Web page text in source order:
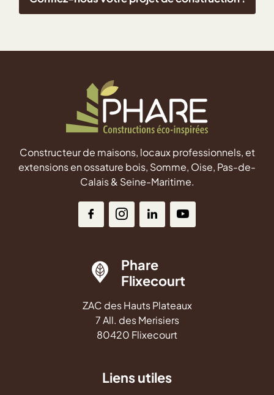
Constructeur de maisons, locaux professionnels, et
extensions en ossature bois, Somme, Oise, Pas-de-
Calais & Seine-Maritime.
Phare
Flixecourt
ZAC des Hauts Plateaux
7 All. des Merisiers
80420 Flixecourt
Liens utiles